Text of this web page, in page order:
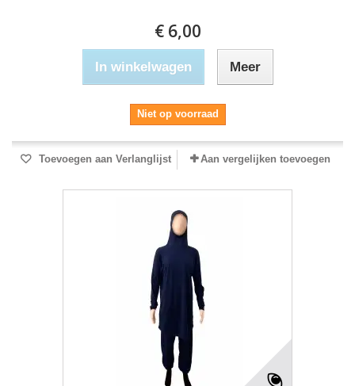
€ 6,00
In winkelwagen Meer
Niet op voorraad
Toevoegen aan Verlanglijst Aan vergelijken toevoegen